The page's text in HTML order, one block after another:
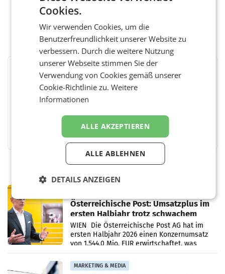
BEWERTEN SIE DIESEN ARTIKEL
MessengerWhatsAppLinkedInXING Teilen
Österreichische Post: Umsatzplus im
ersten Halbjahr trotz schwachem
Briefgeschäft
WIEN Die Österreichische Post AG hat im
ersten Halbjahr 2026 einen Konzernumsatz
von 1.544,0 Mio. EUR erwirtschaftet, was
einem Plus von 3,8 Prozent gegenüber dem
Vergleichszeitraum
MARKETING & MEDIA
Cookies.
Wir verwenden Cookies, um die
Benutzerfreundlichkeit unserer Website zu
verbessern. Durch die weitere Nutzung
unserer Webseite stimmen Sie der
Verwendung von Cookies gemäß unserer
Cookie-Richtlinie zu. Weitere
Informationen
ALLE AKZEPTIEREN
ALLE ABLEHNEN
DETAILS ANZEIGEN